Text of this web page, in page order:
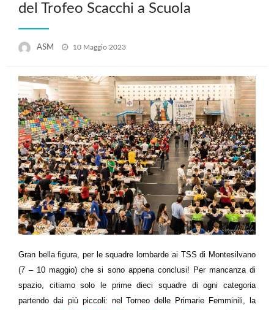
del Trofeo Scacchi a Scuola
ASM
Posted
10 Maggio 2023
Gran bella figura, per le squadre lombarde ai TSS di Montesilvano
(7 – 10 maggio) che si sono appena conclusi! Per mancanza di
spazio, citiamo solo le prime dieci squadre di ogni categoria
partendo dai più piccoli: nel Torneo delle Primarie Femminili, la